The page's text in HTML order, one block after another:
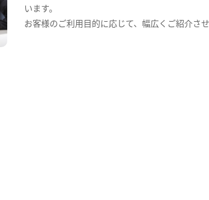
います。
お客様のご利用目的に応じて、幅広くご紹介させ